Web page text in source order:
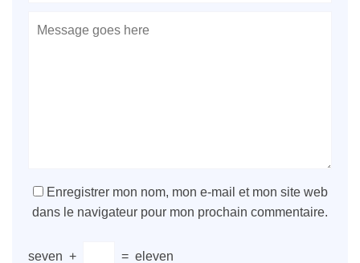
Enregistrer mon nom, mon e-mail et mon site web
dans le navigateur pour mon prochain commentaire.
seven + = eleven